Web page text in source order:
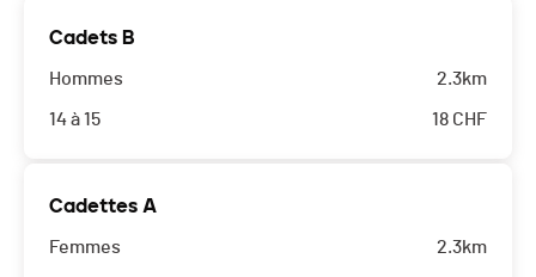
Cadets B
Hommes
14 à 15
2.3km
18 CHF
Cadettes A
Femmes 2.3km